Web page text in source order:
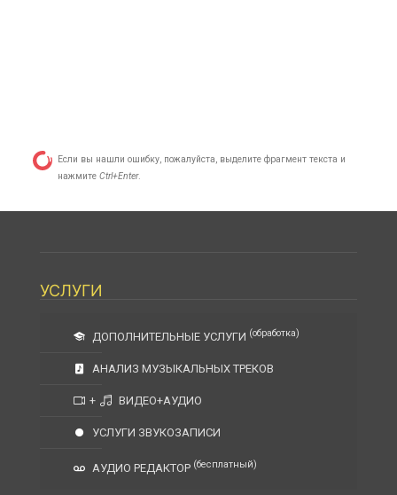
Если вы нашли ошибку, пожалуйста, выделите фрагмент текста и
нажмите Ctrl+Enter.
УСЛУГИ
ДОПОЛНИТЕЛЬНЫЕ УСЛУГИ (обработка)
АНАЛИЗ МУЗЫКАЛЬНЫХ ТРЕКОВ
+ ВИДЕО+АУДИО
УСЛУГИ ЗВУКОЗАПИСИ
АУДИО РЕДАКТОР (бесплатный)